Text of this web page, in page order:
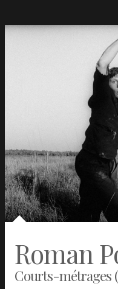
Roman
Courts-métrages